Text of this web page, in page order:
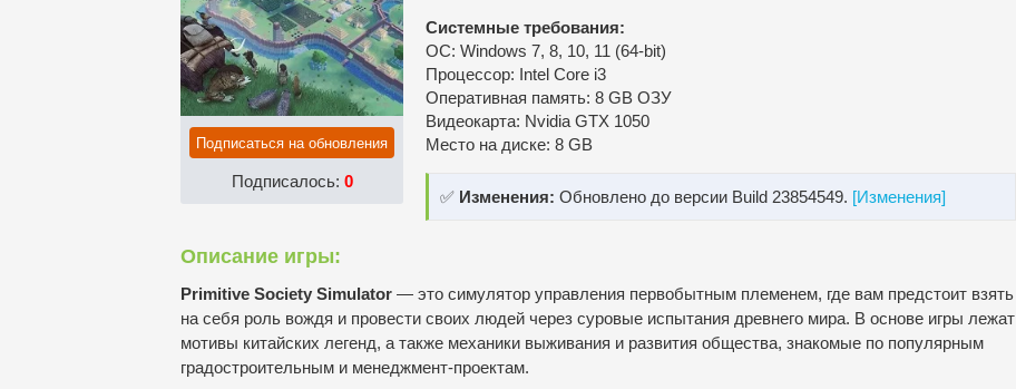
Подписаться на обновления
Подписалось: 0
Системные требования:
ОС: Windows 7, 8, 10, 11 (64-bit)
Процессор: Intel Core i3
Оперативная память: 8 GB ОЗУ
Видеокарта: Nvidia GTX 1050
Место на диске: 8 GB
✅ Изменения: Обновлено до версии Build 23854549. [Изменения]
Описание игры:
Primitive Society Simulator — это симулятор управления первобытным племенем, где вам предстоит взять
на себя роль вождя и провести своих людей через суровые испытания древнего мира. В основе игры лежат
мотивы китайских легенд, а также механики выживания и развития общества, знакомые по популярным
градостроительным и менеджмент-проектам.